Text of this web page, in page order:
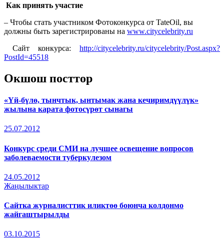
Как принять участие
– Чтобы стать участником Фотоконкурса от TateOil, вы
должны быть зарегистрированы на www.citycelebrity.ru
Сайт конкурса: http://citycelebrity.ru/citycelebrity/Post.aspx?
PostId=45518
Окшош посттор
«Үй-бүлө, тынчтык, ынтымак жана кечиримдүүлүк»
жылына карата фотосүрөт сынагы
25.07.2012
Конкурс среди СМИ на лучшее освещение вопросов
заболеваемости туберкулезом
24.05.2012
Жаңылыктар
Сайтка журналисттик иликтөө боюнча колдонмо
жайгаштырылды
03.10.2015